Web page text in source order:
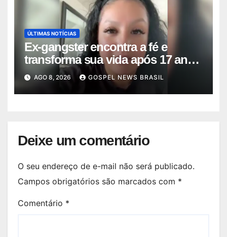
ÚLTIMAS NOTÍCIAS
Ex-gangster encontra a fé e
transforma sua vida após 17 anos
na p…
AGO 8, 2026 GOSPEL NEWS BRASIL
Deixe um comentário
O seu endereço de e-mail não será publicado.
Campos obrigatórios são marcados com *
Comentário *